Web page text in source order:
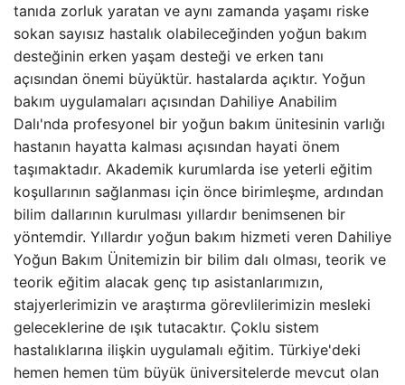
tanıda zorluk yaratan ve aynı zamanda yaşamı riske
sokan sayısız hastalık olabileceğinden yoğun bakım
desteğinin erken yaşam desteği ve erken tanı
açısından önemi büyüktür. hastalarda açıktır. Yoğun
bakım uygulamaları açısından Dahiliye Anabilim
Dalı'nda profesyonel bir yoğun bakım ünitesinin varlığı
hastanın hayatta kalması açısından hayati önem
taşımaktadır. Akademik kurumlarda ise yeterli eğitim
koşullarının sağlanması için önce birimleşme, ardından
bilim dallarının kurulması yıllardır benimsenen bir
yöntemdir. Yıllardır yoğun bakım hizmeti veren Dahiliye
Yoğun Bakım Ünitemizin bir bilim dalı olması, teorik ve
teorik eğitim alacak genç tıp asistanlarımızın,
stajyerlerimizin ve araştırma görevlilerimizin mesleki
geleceklerine de ışık tutacaktır. Çoklu sistem
hastalıklarına ilişkin uygulamalı eğitim. Türkiye'deki
hemen hemen tüm büyük üniversitelerde mevcut olan